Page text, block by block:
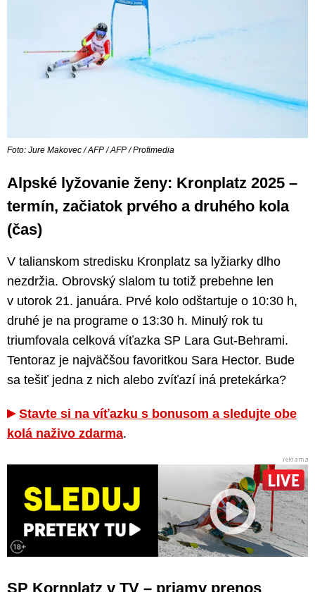
Foto: Jure Makovec / AFP / AFP / Profimedia
Alpské lyžovanie ženy: Kronplatz 2025 –
termín, začiatok prvého a druhého kola
(čas)
V talianskom stredisku Kronplatz sa lyžiarky dlho
nezdržia. Obrovský slalom tu totiž prebehne len
v utorok 21. januára. Prvé kolo odštartuje o 10:30 h,
druhé je na programe o 13:30 h. Minulý rok tu
triumfovala celková víťazka SP Lara Gut-Behrami.
Tentoraz je najväčšou favoritkou Sara Hector. Bude
sa tešiť jedna z nich alebo zvíťazí iná pretekárka?
Stavte si na víťazku s bonusom a sledujte obe
kolá naživo zdarma.
SP Kornplatz v TV – priamy prenos